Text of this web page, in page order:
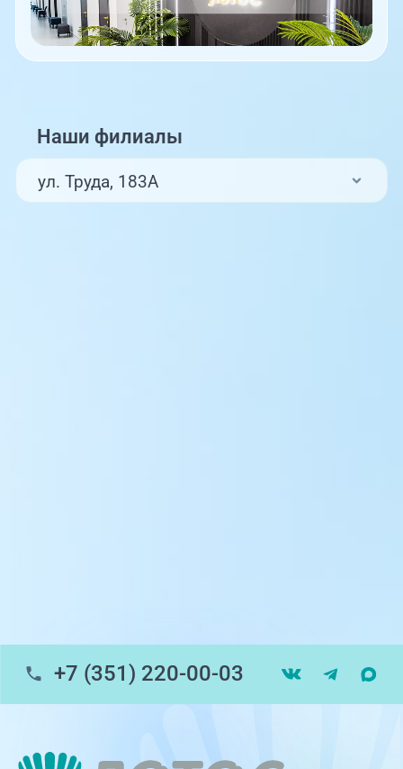
Наши филиалы
ул. Труда, 183А
помощь)
Профосмотры, ул.Труда, 183Б
г. Златоуст, ул. Щербакова 2, строение 1
+7 (351) 220-00-03